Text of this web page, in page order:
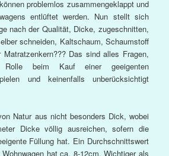
problemlos zusammengeklappt und
entlüftet werden. Nun stellt sich
nach der Qualität, Dicke, zugeschnitten,
schneiden, Kaltschaum, Schaumstoff
Das sind alles Fragen,
beim Kauf einer geeigenten
und keinenfalls unberücksichtigt
Natur aus nicht besonders Dick, wobei
Dicke völlig ausreichen, sofern die
Füllung hat. Ein Durchschnittswert
hat ca. 8-12cm. Wichtiger als